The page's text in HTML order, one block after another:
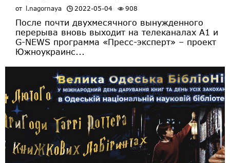
от l.nagornaya 2022-05-04 908
После почти двухмесячного вынужденного
перерыва вновь выходит на телеканалах А1 и
G-NEWS программа «Пресс-эксперт» – проект
Южноукраинс...